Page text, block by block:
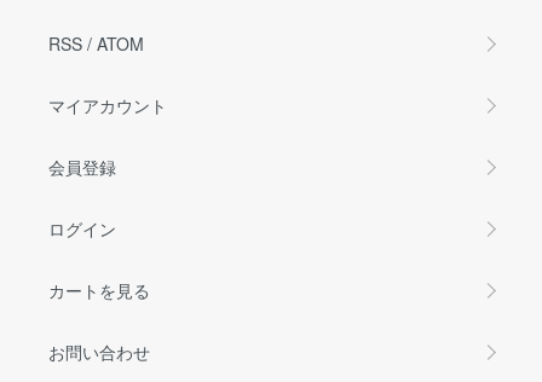
RSS / ATOM
マイアカウント
会員登録
ログイン
カートを見る
お問い合わせ